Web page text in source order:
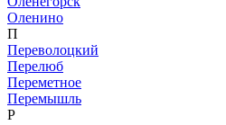
Оленино
П
Переволоцкий
Перелюб
Переметное
Перемышль
Р